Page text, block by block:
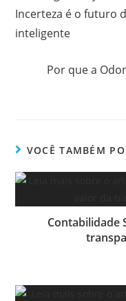
Incerteza é o futuro
inteligente
Por que a
VOCÊ TAMBÉM
Contabilidade